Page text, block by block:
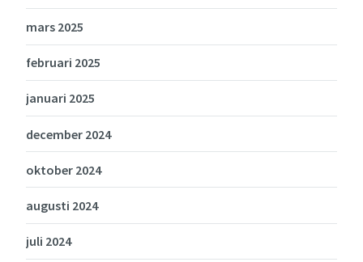
mars 2025
februari 2025
januari 2025
december 2024
oktober 2024
augusti 2024
juli 2024